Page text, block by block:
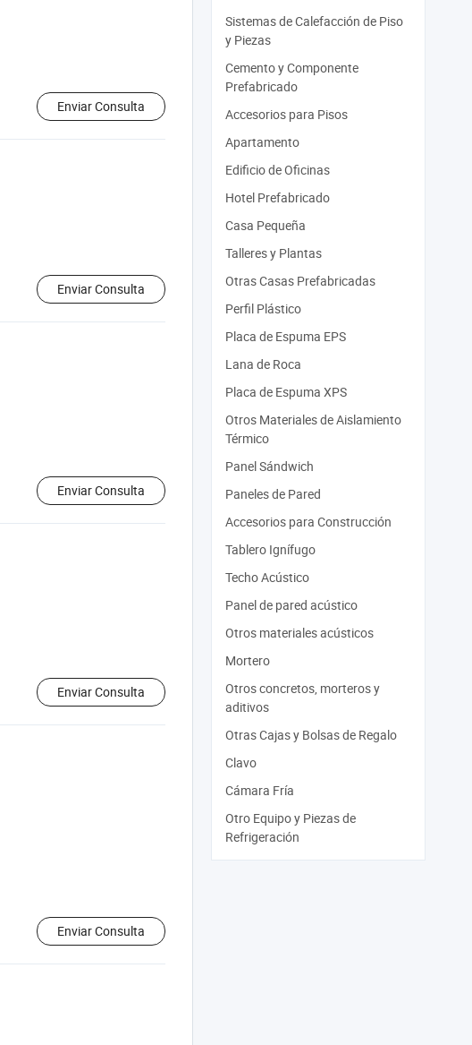
Enviar Consulta
Enviar Consulta
Enviar Consulta
Enviar Consulta
Enviar Consulta
Sistemas de Calefacción de Piso
y Piezas
Cemento y Componente
Prefabricado
Accesorios para Pisos
Apartamento
Edificio de Oficinas
Hotel Prefabricado
Casa Pequeña
Talleres y Plantas
Otras Casas Prefabricadas
Perfil Plástico
Placa de Espuma EPS
Lana de Roca
Placa de Espuma XPS
Otros Materiales de Aislamiento
Térmico
Panel Sándwich
Paneles de Pared
Accesorios para Construcción
Tablero Ignífugo
Techo Acústico
Panel de pared acústico
Otros materiales acústicos
Mortero
Otros concretos, morteros y
aditivos
Otras Cajas y Bolsas de Regalo
Clavo
Cámara Fría
Otro Equipo y Piezas de
Refrigeración